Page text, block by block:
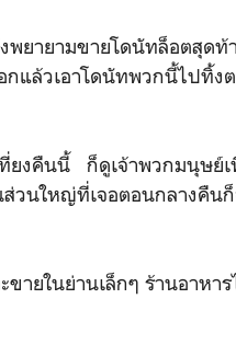
ายามขายโดนัทล็อตสุดท้
แล้วเอาโดนัทพวกนี้ไปทิ้ง
ยงคืนนี้ ก็ดูเจ้าพวกมนุษย์
วนใหญ่ที่เจอตอนกลางคืน
ยในย่านเล็กๆ ร้านอาหา